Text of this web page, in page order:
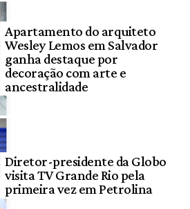
Apartamento do arquiteto
Wesley Lemos em Salvador
ganha destaque por
decoração com arte e
ancestralidade
Diretor-presidente da Globo
visita TV Grande Rio pela
primeira vez em Petrolina